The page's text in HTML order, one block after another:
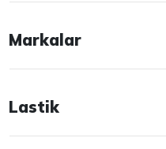
Markalar
Lastik